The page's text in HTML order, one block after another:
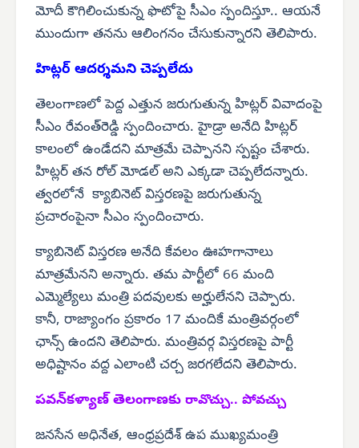
మోదీ కౌగిలించుకున్న ఫొటోపై సీఎం స్పందిస్తూ.. ఆయనే
ముందుగా తనను ఆలింగనం చేసుకున్నారని తెలిపారు.
హిట్లర్ ఆదర్శమని చెప్పలేదు
తెలంగాణలో పెద్ద ఎత్తున జరుగుతున్న హిట్లర్ వివాదంపై
సీఎం రేవంత్‌రెడ్డి స్పందించారు. హైడ్రా అనేది హిట్లర్
కాలంలో ఉండేదని మాత్రమే చెప్పానని స్పష్టం చేశారు.
హిట్లర్ తన రోల్ మోడల్ అని ఎక్కడా చెప్పలేదన్నారు.
త్వరలోనే క్యాబినెట్ విస్తరణపై జరుగుతున్న
ప్రచారంపైనా సీఎం స్పందించారు.
క్యాబినెట్ విస్తరణ అనేది కేవలం ఊహగానాలు
మాత్రమేనని అన్నారు. తమ పార్టీలో 66 మంది
ఎమ్మెల్యేలు మంత్రి పదవులకు అర్హులేనని చెప్పారు.
కానీ, రాజ్యాంగం ప్రకారం 17 మందికే మంత్రివర్గంలో
ఛాన్స్ ఉందని తెలిపారు. మంత్రివర్గ విస్తరణపై పార్టీ
అధిష్టానం వద్ద ఎలాంటి చర్చ జరగలేదని తెలిపారు.
పవన్‌కళ్యాణ్ తెలంగాణకు రావొచ్చు.. పోవచ్చు
జనసేన అధినేత, ఆంధ్రప్రదేశ్ ఉప ముఖ్యమంత్రి